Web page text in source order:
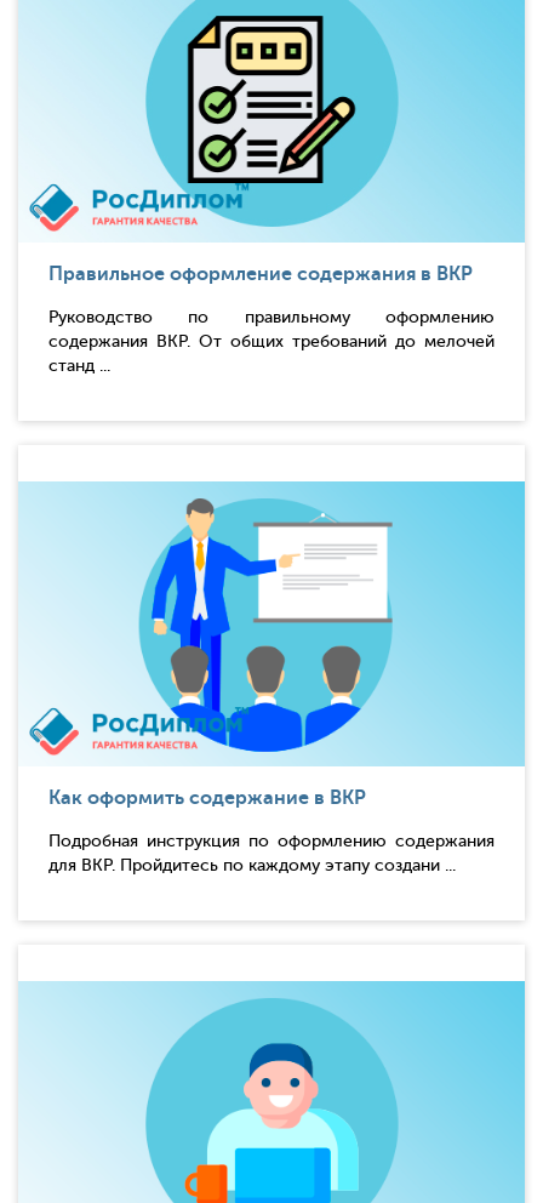
Правильное оформление содержания в ВКР
Руководство по правильному оформлению
содержания ВКР. От общих требований до мелочей
станд ...
Как оформить содержание в ВКР
Подробная инструкция по оформлению содержания
для ВКР. Пройдитесь по каждому этапу создани ...